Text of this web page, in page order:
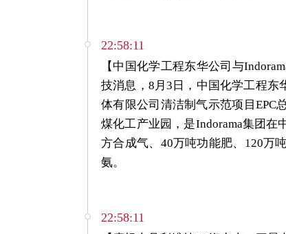
22:58:11
【中国化学工程东华公司与
技消息，8月3日，中国化学工程东
体有限公司清洁制气示范项目EPC
煤化工产业园，是Indorama集团在
方合成气、40万吨功能肥、120万
氨。
22:58:11